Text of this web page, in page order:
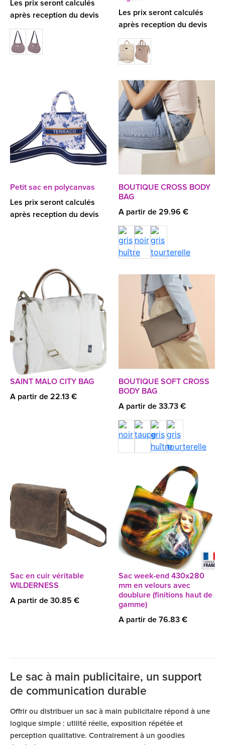
Les prix seront calculés
après reception du devis
Les prix seront calculés
après reception du devis
Petit sac en polycanvas
Les prix seront calculés
après reception du devis
BOUTIQUE CROSS BODY
BAG
A partir de 29.96 €
SAINT MALO CITY BAG
A partir de 22.13 €
BOUTIQUE SOFT CROSS
BODY BAG
A partir de 33.73 €
Sac en cuir véritable
WILDERNESS
A partir de 30.85 €
Sac week-end 430x280
mm en velours avec
doublure (finitions haut de
gamme)
A partir de 76.83 €
Le sac à main publicitaire, un support
de communication durable
Offrir ou distribuer un sac à main publicitaire répond à une
logique simple : utilité réelle, exposition répétée et
perception qualitative. Contrairement à un goodies